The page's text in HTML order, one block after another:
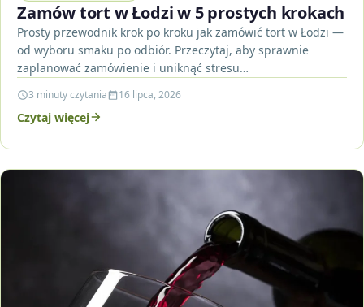
Zamów tort w Łodzi w 5 prostych krokach
Prosty przewodnik krok po kroku jak zamówić tort w Łodzi —
od wyboru smaku po odbiór. Przeczytaj, aby sprawnie
zaplanować zamówienie i uniknąć stresu…
3 minuty czytania 16 lipca, 2026
Czytaj więcej